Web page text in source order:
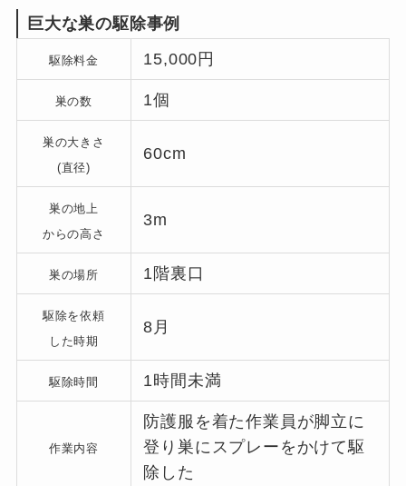
巨大な巣の駆除事例
駆除料金 15,000円
巣の数 1個
巣の大きさ
(直径)
60cm
巣の地上
からの高さ
3m
巣の場所 1階裏口
駆除を依頼
した時期
8月
駆除時間 1時間未満
作業内容
防護服を着た作業員が脚立に
登り巣にスプレーをかけて駆
除した